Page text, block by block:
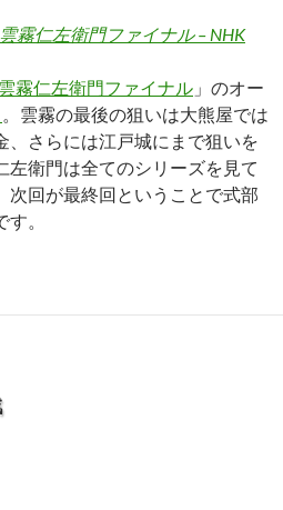
霧仁左衛門ファイナル – NHK
雲霧仁左衛門ファイナル 」のオー
。雲霧の最後の狙いは大熊屋では
、さらには江戸城にまで狙いを
左衛門は全てのシリーズを見て
次回が最終回ということで式部
。